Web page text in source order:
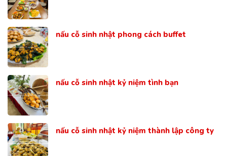
nấu cỗ sinh nhật phong cách buffet
nấu cỗ sinh nhật kỷ niệm tình bạn
nấu cỗ sinh nhật kỷ niệm thành lập công ty